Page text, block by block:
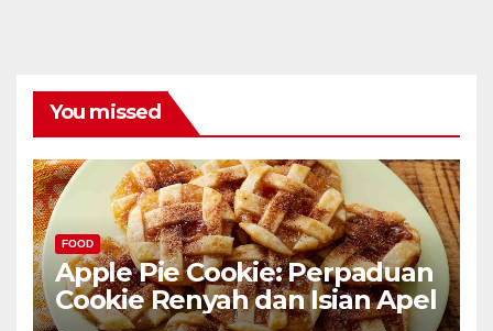
You missed
FOOD
Apple Pie Cookie: Perpaduan
Cookie Renyah dan Isian Apel